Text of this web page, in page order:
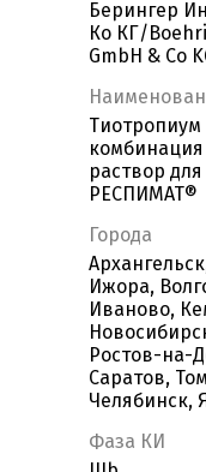
Берингер
Ко КГ/
GmbH & Co
Тиотропиум
раствор
РЕСПИМАТ®
Города
Ижора,
Иваново,
Ростов-на-
Саратов,
Челябинск,
Фаза КИ